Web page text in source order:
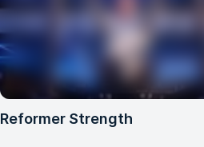
Reformer Strength